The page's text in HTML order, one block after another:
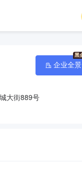
大街889号
企业全景